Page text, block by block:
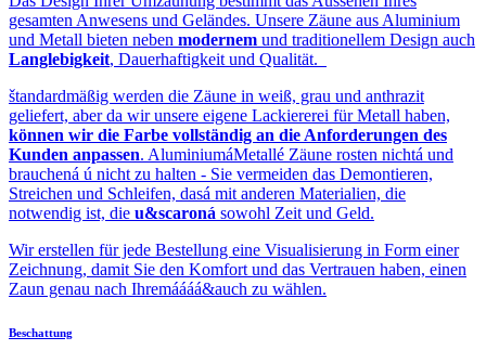
gesamten Anwesens und Geländes. Unsere Zäune aus Aluminium
und Metall bieten neben modernem und traditionellem Design auch
Langlebigkeit, Dauerhaftigkeit und Qualität.
štandardmäßig werden die Zäune in weiß, grau und anthrazit
geliefert, aber da wir unsere eigene Lackiererei für Metall haben,
können wir die Farbe vollständig an die Anforderungen des
Kunden anpassen. AluminiumáMetallé Zäune rosten nichtá und
brauchená ú nicht zu halten - Sie vermeiden das Demontieren,
Streichen und Schleifen, dasá mit anderen Materialien, die
notwendig ist, die u&scaroná sowohl Zeit und Geld.
Wir erstellen für jede Bestellung eine Visualisierung in Form einer
Zeichnung, damit Sie den Komfort und das Vertrauen haben, einen
Zaun genau nach Ihremáááá&auch zu wählen.
Beschattung